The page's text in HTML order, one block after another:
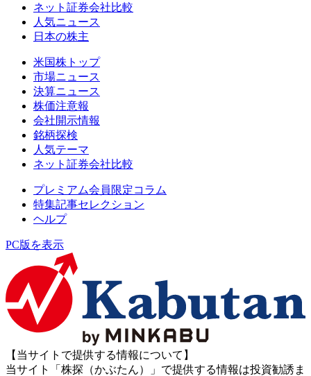
ネット証券会社比較
人気ニュース
日本の株主
米国株トップ
市場ニュース
決算ニュース
株価注意報
会社開示情報
銘柄探検
人気テーマ
ネット証券会社比較
プレミアム会員限定コラム
特集記事セレクション
ヘルプ
PC版を表示
【当サイトで提供する情報について】
当サイト「株探（かぶたん）」で提供する情報は投資勧誘ま